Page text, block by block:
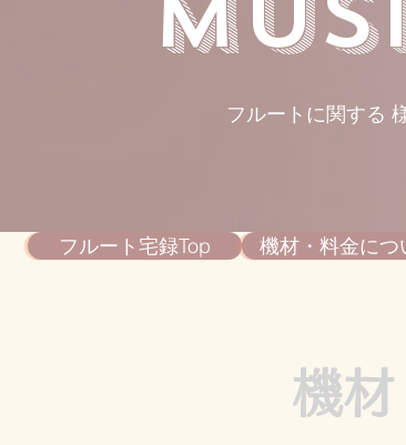
フルートに関する
フルート宅録Top 機材・料金につ
機